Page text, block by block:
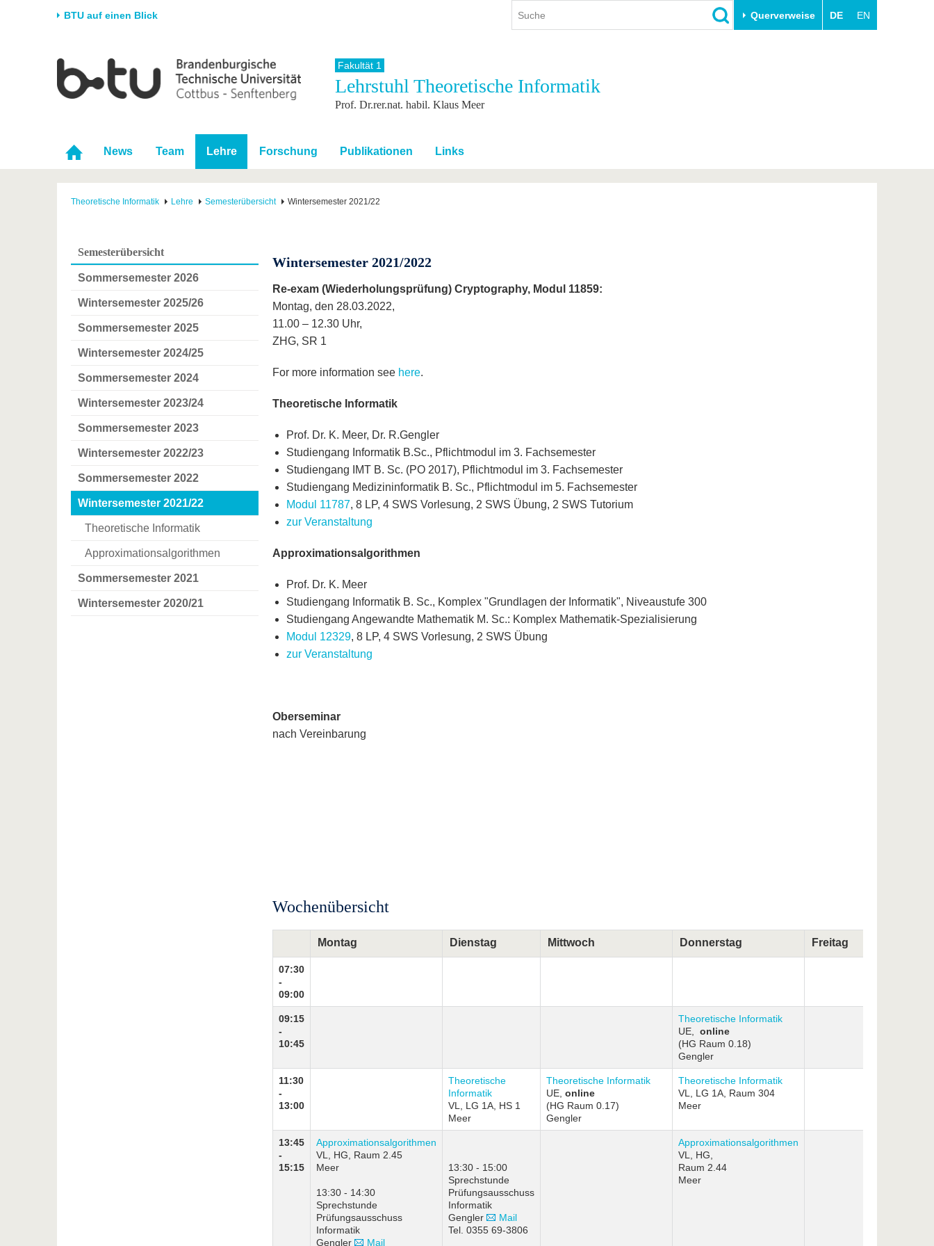
BTU auf einen Blick Querverweise DE EN
Universität
Karriere & Engagement
Partnerschaften &
Strukturwandel
Forschung
Förderung
Wissenschaftlicher
Nachwuchs
Studium
Studienangebot
Im Studium
Nach dem Studium
International
Internationales Profil
Mit der BTU ins Ausland
Für internationale
Studierende
Weiterbildung
Innovative Transferprojekte
BTU & Region erleben
Fakultät 1
Lehrstuhl Theoretische Informatik
Prof. Dr.rer.nat. habil. Klaus Meer
News Team Lehre Forschung Publikationen Links
Theoretische Informatik Lehre Semesterübersicht Wintersemester 2021/22
Semesterübersicht
Sommersemester 2026
Wintersemester 2025/26
Sommersemester 2025
Wintersemester 2024/25
Sommersemester 2024
Wintersemester 2023/24
Sommersemester 2023
Wintersemester 2022/23
Sommersemester 2022
Wintersemester 2021/22
Theoretische Informatik
Approximationsalgorithmen
Sommersemester 2021
Wintersemester 2020/21
Wintersemester 2021/2022
Re-exam (Wiederholungsprüfung) Cryptography, Modul 11859:
Montag, den 28.03.2022,
11.00 – 12.30 Uhr,
ZHG, SR 1
For more information see here.
Theoretische Informatik
Prof. Dr. K. Meer, Dr. R.Gengler
Studiengang Informatik B.Sc., Pflichtmodul im 3. Fachsemester
Studiengang IMT B. Sc. (PO 2017), Pflichtmodul im 3. Fachsemester
Studiengang Medizininformatik B. Sc., Pflichtmodul im 5. Fachsemester
Modul 11787, 8 LP, 4 SWS Vorlesung, 2 SWS Übung, 2 SWS Tutorium
zur Veranstaltung
Approximationsalgorithmen
Prof. Dr. K. Meer
Studiengang Informatik B. Sc., Komplex "Grundlagen der Informatik", Niveaustufe 300
Studiengang Angewandte Mathematik M. Sc.: Komplex Mathematik-Spezialisierung
Modul 12329, 8 LP, 4 SWS Vorlesung, 2 SWS Übung
zur Veranstaltung
Oberseminar
nach Vereinbarung
Wochenübersicht
Montag Dienstag Mittwoch Donnerstag Freitag
07:30
-
09:00
09:15
-
10:45
Theoretische Informatik
UE, online
(HG Raum 0.18)
Gengler
11:30
-
13:00
Theoretische
Informatik
VL, LG 1A, HS 1
Meer
Theoretische Informatik
UE, online
(HG Raum 0.17)
Gengler
Theoretische Informatik
VL, LG 1A, Raum 304
Meer
13:45
-
15:15
Approximationsalgorithmen
VL, HG, Raum 2.45
Meer
13:30 - 14:30
Sprechstunde
Prüfungsausschuss
Informatik
Gengler
Mail
13:30 - 15:00
Sprechstunde
Prüfungsausschuss
Informatik
Gengler
Mail
Tel. 0355 69-3806
Approximationsalgorithmen
VL, HG,
Raum 2.44
Meer